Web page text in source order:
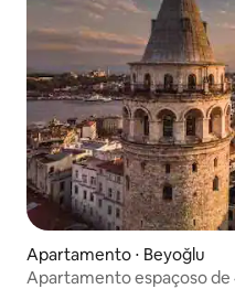
Apartamento ⋅ Beyoğlu
Apartamento espaçoso de